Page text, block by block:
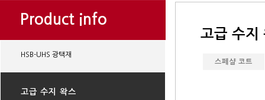
Product info
HSB-UHS 광택재
고급 수지 왁스
고급 수지
스페샬 코트